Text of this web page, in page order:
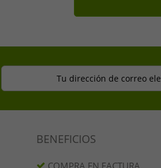
Tu dirección de correo
BENEFICIOS